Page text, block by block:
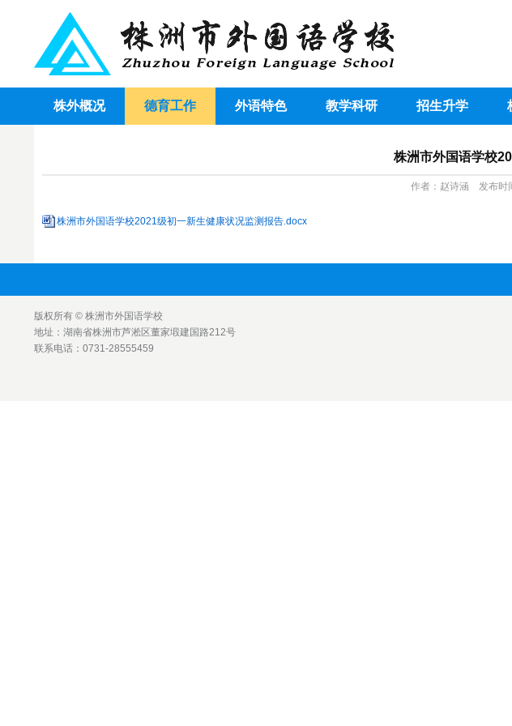
株外概况 德育工作 外语特色 教学科研 招生升学
株洲市外国语学校
作者：赵诗涵 发布时
株洲市外国语学校2021级初一新生健康状况监测报告.docx
版权所有 © 株洲市外国语学校
地址：湖南省株洲市芦淞区董家塅建国路212号
联系电话：0731-28555459